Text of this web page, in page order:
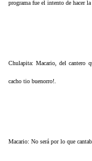
programa fue el intento de hacer la
Chulapita: Macario, del cantero
cacho tio buenorro!.
Macario: No será por lo que